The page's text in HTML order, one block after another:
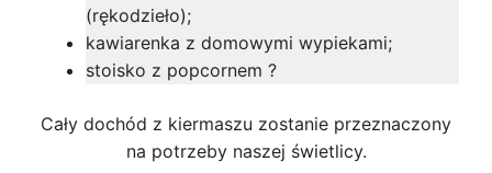
(rękodzieło);
kawiarenka z domowymi wypiekami;
stoisko z popcornem ?
Cały dochód z kiermaszu zostanie przeznaczony
na potrzeby naszej świetlicy.